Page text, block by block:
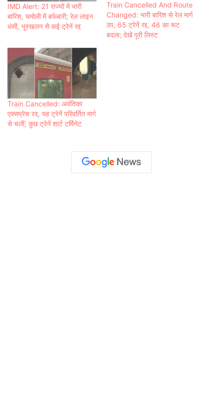
IMD Alert: 21 राज्यों में भारी
बारिश, चमोली में बर्फबारी; रेल लाइन
धंसी, भूस्खलन से कई ट्रेनें रद्द
Train Cancelled And Route
Changed: भारी बारिश से रेल मार्ग
ठप, 65 ट्रेनें रद्द, 46 का रूट
बदला; देखें पूरी लिस्ट
Train Cancelled: अवंतिका
एक्सप्रेस रद, यह ट्रेनें परिवर्तित मार्ग
से चलीं; कुछ ट्रेनें शार्ट टर्मिनेट